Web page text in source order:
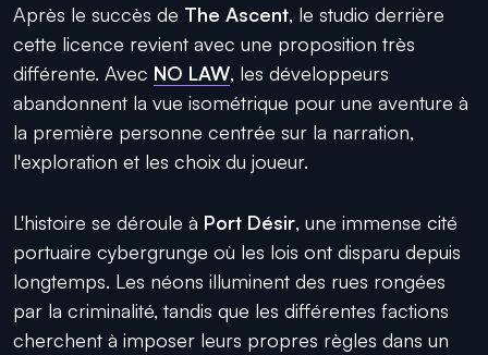
Après le succès de The Ascent, le studio derrière
cette licence revient avec une proposition très
différente. Avec NO LAW, les développeurs
abandonnent la vue isométrique pour une aventure à
la première personne centrée sur la narration,
l'exploration et les choix du joueur.
L'histoire se déroule à Port Désir, une immense cité
portuaire cybergrunge où les lois ont disparu depuis
longtemps. Les néons illuminent des rues rongées
par la criminalité, tandis que les différentes factions
cherchent à imposer leurs propres règles dans un